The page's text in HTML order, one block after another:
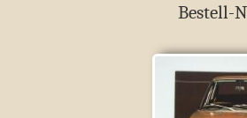
Bestell-